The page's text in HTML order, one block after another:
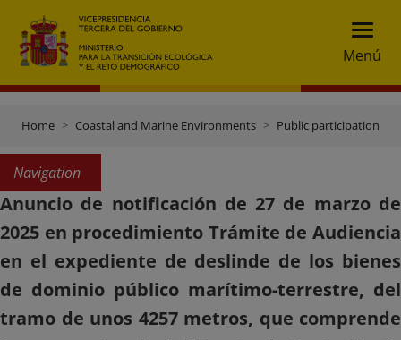
Menú
Home Coastal and Marine Environments Public participation
Navigation
Anuncio de notificación de 27 de marzo de
2025 en procedimiento Trámite de Audiencia
en el expediente de deslinde de los bienes
de dominio público marítimo-terrestre, del
tramo de unos 4257 metros, que comprende